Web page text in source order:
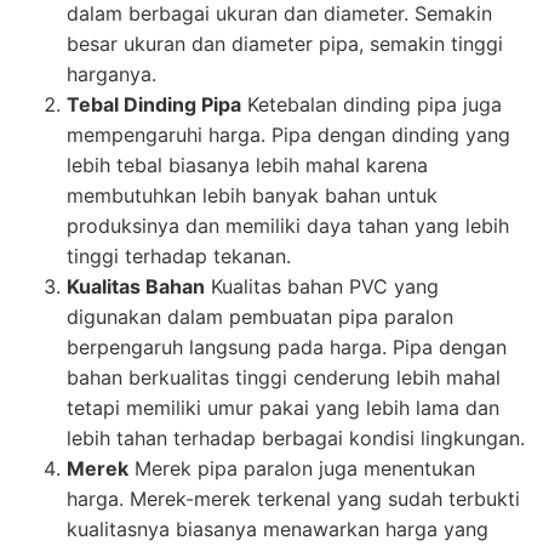
dalam berbagai ukuran dan diameter. Semakin
besar ukuran dan diameter pipa, semakin tinggi
harganya.
Tebal Dinding Pipa Ketebalan dinding pipa juga
mempengaruhi harga. Pipa dengan dinding yang
lebih tebal biasanya lebih mahal karena
membutuhkan lebih banyak bahan untuk
produksinya dan memiliki daya tahan yang lebih
tinggi terhadap tekanan.
Kualitas Bahan Kualitas bahan PVC yang
digunakan dalam pembuatan pipa paralon
berpengaruh langsung pada harga. Pipa dengan
bahan berkualitas tinggi cenderung lebih mahal
tetapi memiliki umur pakai yang lebih lama dan
lebih tahan terhadap berbagai kondisi lingkungan.
Merek Merek pipa paralon juga menentukan
harga. Merek-merek terkenal yang sudah terbukti
kualitasnya biasanya menawarkan harga yang